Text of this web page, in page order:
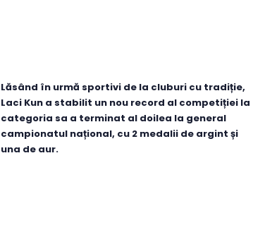
Lăsând în urmă sportivi de la cluburi cu tradiție,
Laci Kun a stabilit un nou record al competiției la
categoria sa a terminat al doilea la general
campionatul național, cu 2 medalii de argint și
una de aur.